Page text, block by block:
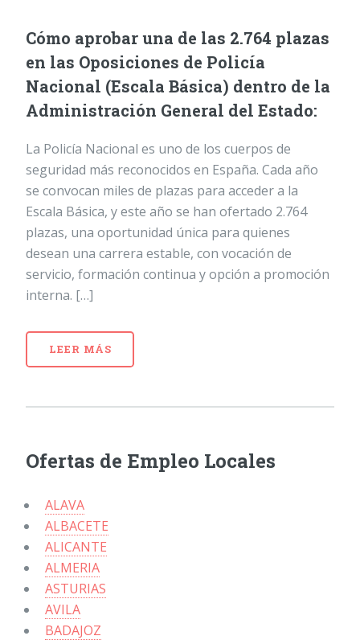
Cómo aprobar una de las 2.764 plazas
en las Oposiciones de Policía
Nacional (Escala Básica) dentro de la
Administración General del Estado:
La Policía Nacional es uno de los cuerpos de
seguridad más reconocidos en España. Cada año
se convocan miles de plazas para acceder a la
Escala Básica, y este año se han ofertado 2.764
plazas, una oportunidad única para quienes
desean una carrera estable, con vocación de
servicio, formación continua y opción a promoción
interna. […]
LEER MÁS
Ofertas de Empleo Locales
ALAVA
ALBACETE
ALICANTE
ALMERIA
ASTURIAS
AVILA
BADAJOZ